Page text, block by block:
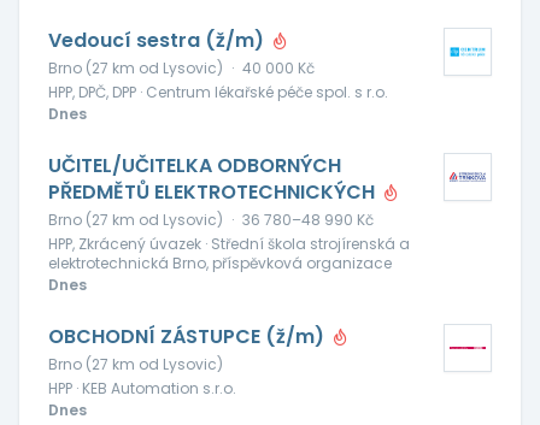
Vedoucí sestra (ž/m)
Brno (27 km od Lysovic) · 40 000 Kč
HPP, DPČ, DPP · Centrum lékařské péče spol. s r.o.
Dnes
UČITEL/UČITELKA ODBORNÝCH
PŘEDMĚTŮ ELEKTROTECHNICKÝCH
Brno (27 km od Lysovic) · 36 780–48 990 Kč
HPP, Zkrácený úvazek · Střední škola strojírenská a
elektrotechnická Brno, příspěvková organizace
Dnes
OBCHODNÍ ZÁSTUPCE (ž/m)
Brno (27 km od Lysovic)
HPP · KEB Automation s.r.o.
Dnes